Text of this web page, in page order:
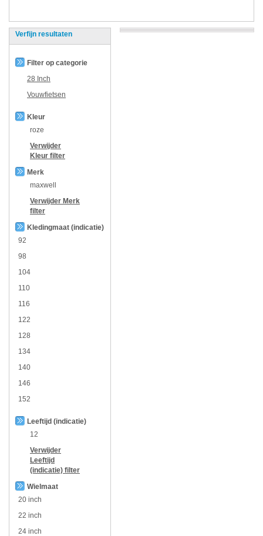
Verfijn resultaten
Filter op categorie
28 Inch
Vouwfietsen
Kleur
roze
Verwijder
Kleur filter
Merk
maxwell
Verwijder Merk
filter
Kledingmaat (indicatie)
92
98
104
110
116
122
128
134
140
146
152
Leeftijd (indicatie)
12
Verwijder
Leeftijd
(indicatie) filter
Wielmaat
20 inch
22 inch
24 inch